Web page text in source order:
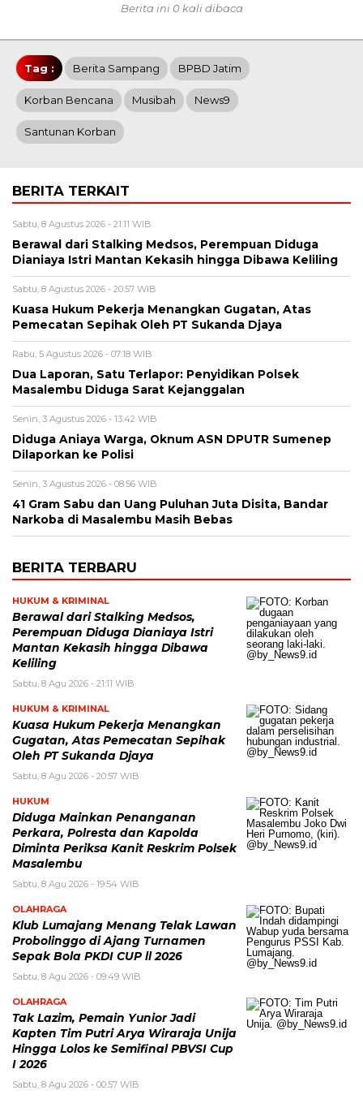
Berita ini 0 kali dibaca
Tag : Berita Sampang BPBD Jatim
Korban Bencana Musibah News9
Santunan Korban
BERITA TERKAIT
Sabtu, 8 Agustus 2026 - 21:11 WIB
Berawal dari Stalking Medsos, Perempuan Diduga
Dianiaya Istri Mantan Kekasih hingga Dibawa Keliling
Sabtu, 8 Agustus 2026 - 20:57 WIB
Kuasa Hukum Pekerja Menangkan Gugatan, Atas
Pemecatan Sepihak Oleh PT Sukanda Djaya
Rabu, 5 Agustus 2026 - 07:18 WIB
Dua Laporan, Satu Terlapor: Penyidikan Polsek
Masalembu Diduga Sarat Kejanggalan
Senin, 3 Agustus 2026 - 13:42 WIB
Diduga Aniaya Warga, Oknum ASN DPUTR Sumenep
Dilaporkan ke Polisi
Senin, 3 Agustus 2026 - 08:56 WIB
41 Gram Sabu dan Uang Puluhan Juta Disita, Bandar
Narkoba di Masalembu Masih Bebas
BERITA TERBARU
HUKUM & KRIMINAL
Berawal dari Stalking Medsos,
Perempuan Diduga Dianiaya Istri
Mantan Kekasih hingga Dibawa
Keliling
Sabtu, 8 Agu 2026 - 21:11 WIB
HUKUM & KRIMINAL
Kuasa Hukum Pekerja Menangkan
Gugatan, Atas Pemecatan Sepihak
Oleh PT Sukanda Djaya
Sabtu, 8 Agu 2026 - 20:57 WIB
HUKUM
Diduga Mainkan Penanganan
Perkara, Polresta dan Kapolda
Diminta Periksa Kanit Reskrim Polsek
Masalembu
Sabtu, 8 Agu 2026 - 19:54 WIB
OLAHRAGA
Klub Lumajang Menang Telak Lawan
Probolinggo di Ajang Turnamen
Sepak Bola PKDI CUP ll 2026
Sabtu, 8 Agu 2026 - 09:49 WIB
OLAHRAGA
Tak Lazim, Pemain Yunior Jadi
Kapten Tim Putri Arya Wiraraja Unija
Hingga Lolos ke Semifinal PBVSI Cup
I 2026
Sabtu, 8 Agu 2026 - 00:57 WIB